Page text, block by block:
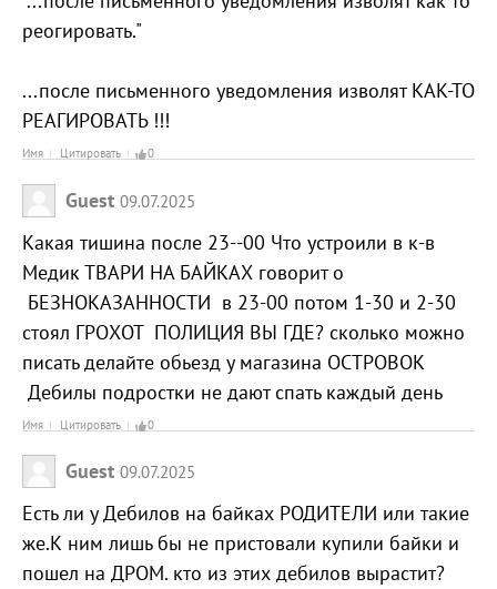
реогировать."
...после письменного уведомления изволят КАК-ТО
РЕАГИРОВАТЬ !!!
Имя Цитировать 0
Guest 09.07.2025
Какая тишина после 23--00 Что устроили в к-в
Медик ТВАРИ НА БАЙКАХ говорит о
БЕЗНОКАЗАННОСТИ в 23-00 потом 1-30 и 2-30
стоял ГРОХОТ ПОЛИЦИЯ ВЫ ГДЕ? сколько можно
писать делайте обьезд у магазина ОСТРОВОК
Дебилы подростки не дают спать каждый день
Имя Цитировать 0
Guest 09.07.2025
Есть ли у Дебилов на байках РОДИТЕЛИ или такие
же.К ним лишь бы не пристовали купили байки и
пошел на ДРОМ. кто из этих дебилов вырастит?